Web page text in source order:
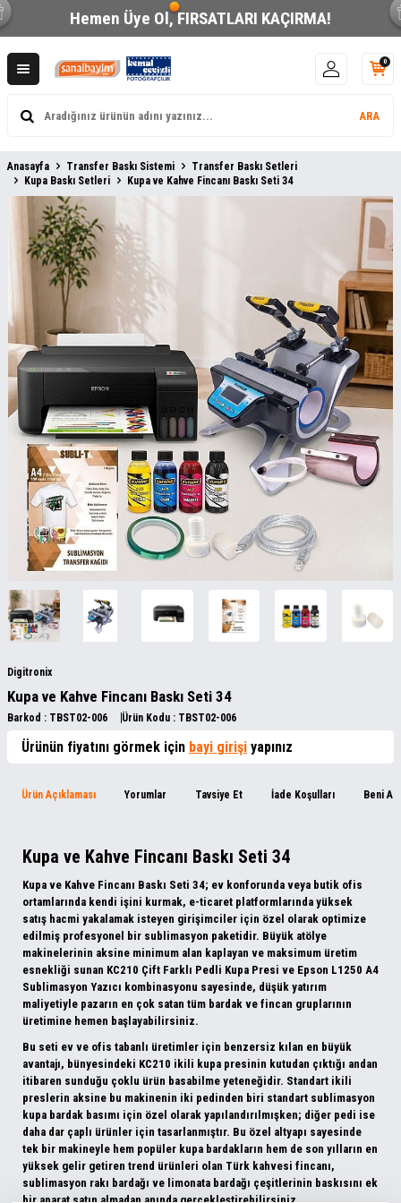
Hemen Üye Ol,FIRSATLARI KAÇIRMA!
ARA
0
Anasayfa Transfer Baskı Sistemi
Transfer Baskı Setleri
Kupa Baskı Setleri
Kupa ve Kahve Fincanı Baskı Seti 34
Digitronix
Kupa ve Kahve Fincanı Baskı Seti 34
Barkod : TBST02-006 Ürün Kodu : TBST02-006
Ürünün fiyatını görmek için bayi girişi yapınız
Ürün Açıklaması Yorumlar Tavsiye Et İade Koşulları Beni
Kupa ve Kahve Fincanı Baskı Seti 34
Kupa ve Kahve Fincanı Baskı Seti 34; ev konforunda veya butik ofis
ortamlarında kendi işini kurmak, e-ticaret platformlarında yüksek
satış hacmi yakalamak isteyen girişimciler için özel olarak optimize
edilmiş profesyonel bir sublimasyon paketidir. Büyük atölye
makinelerinin aksine minimum alan kaplayan ve maksimum üretim
esnekliği sunan KC210 Çift Farklı Pedli Kupa Presi ve Epson L1250 A4
Sublimasyon Yazıcı kombinasyonu sayesinde, düşük yatırım
maliyetiyle pazarın en çok satan tüm bardak ve fincan gruplarının
üretimine hemen başlayabilirsiniz.
Bu seti ev ve ofis tabanlı üretimler için benzersiz kılan en büyük
avantajı, bünyesindeki KC210 ikili kupa presinin kutudan çıktığı andan
itibaren sunduğu çoklu ürün basabilme yeteneğidir. Standart ikili
preslerin aksine bu makinenin iki pedinden biri standart sublimasyon
kupa bardak basımı için özel olarak yapılandırılmışken; diğer pedi ise
daha dar çaplı ürünler için tasarlanmıştır. Bu özel altyapı sayesinde
tek bir makineyle hem popüler kupa bardakların hem de son yılların en
yüksek gelir getiren trend ürünleri olan Türk kahvesi fincanı,
sublimasyon rakı bardağı ve limonata bardağı çeşitlerinin baskısını ek
bir aparat satın almadan anında gerçekleştirebilirsiniz.